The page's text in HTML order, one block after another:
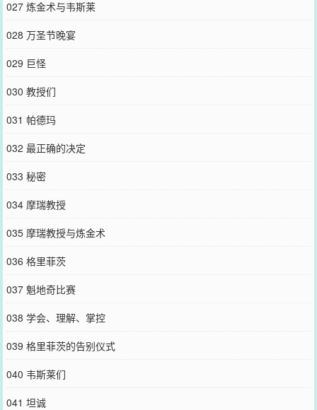
027 炼金术与韦斯莱
028 万圣节晚宴
029 巨怪
030 教授们
031 帕德玛
032 最正确的决定
033 秘密
034 摩瑞教授
035 摩瑞教授与炼金术
036 格里菲茨
037 魁地奇比赛
038 学会、理解、掌控
039 格里菲茨的告别仪式
040 韦斯莱们
041 坦诚